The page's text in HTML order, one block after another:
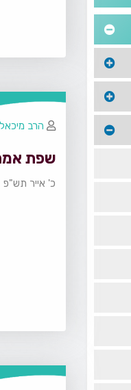
שפת
כ' אייר תש"פ
הרב